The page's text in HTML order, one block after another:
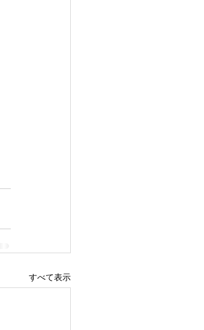
すべて表示